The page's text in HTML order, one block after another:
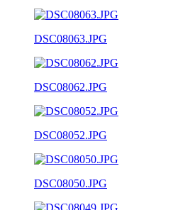
DSC08063.JPG
DSC08062.JPG
DSC08052.JPG
DSC08050.JPG